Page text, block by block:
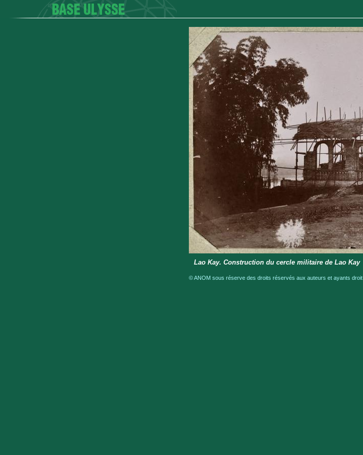
Lao Kay. Construction du cercle militaire de Lao Kay
© ANOM sous réserve des droits réservés aux auteurs et ayants droit